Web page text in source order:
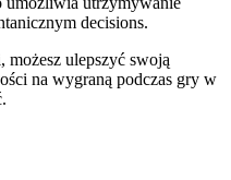
decisions.
możesz ulepszyć swoją
na wygraną podczas gry w